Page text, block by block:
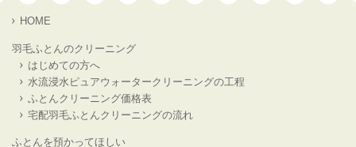
HOME
羽毛ふとんのクリーニング
はじめての方へ
水流浸水ピュアウォータークリーニングの工程
ふとんクリーニング価格表
宅配羽毛ふとんクリーニングの流れ
ふとんを預かってほしい